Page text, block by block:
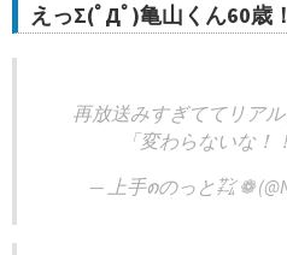
えっΣ(ﾟДﾟ)亀山くん60歳
再放送みすぎててリア
「変わらないな
— 上手၈のっと㌠ ❁︎